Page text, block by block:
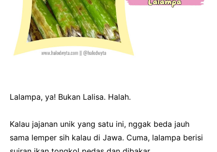
Lalampa, ya! Bukan Lalisa. Halah.
Kalau jajanan unik yang satu ini, nggak beda jauh
sama lemper sih kalau di Jawa. Cuma, lalampa berisi